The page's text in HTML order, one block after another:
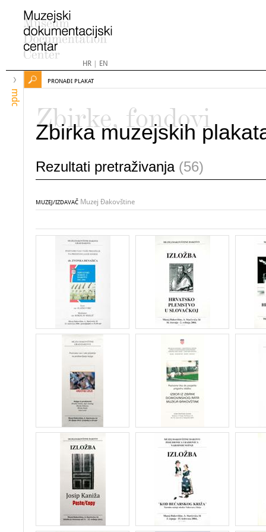
HR| EN
mdc
PRONAĐI PLAKAT
Zbirke, fondovi
Zbirka muzejskih
Rezultati pretraživanja (56)
MUZEJ/IZDAVAČ Muzej Đakovštine